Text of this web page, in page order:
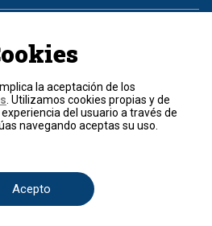
de cookies
y condiciones
RCN Medios.
derechos reservados.
la aceptación de los
. Utilizamos cookies propias y de
del usuario a través de
navegando aceptas su uso.
Acepto